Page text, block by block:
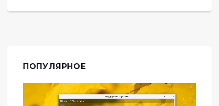
ПОПУЛЯРНОЕ